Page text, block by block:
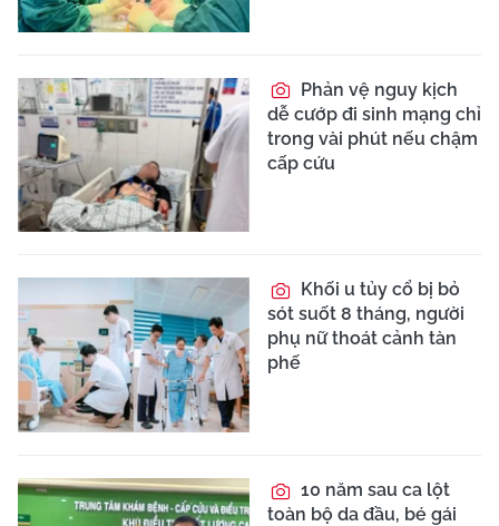
Phản vệ nguy kịch
dễ cướp đi sinh mạng chỉ
trong vài phút nếu chậm
cấp cứu
Khối u tủy cổ bị bỏ
sót suốt 8 tháng, người
phụ nữ thoát cảnh tàn
phế
10 năm sau ca lột
toàn bộ da đầu, bé gái